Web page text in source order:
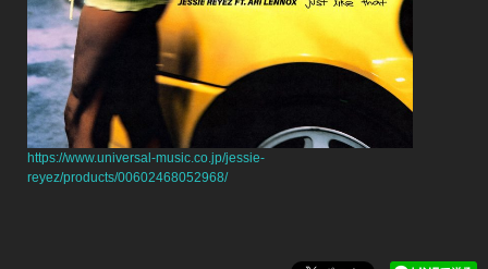
https://www.universal-music.co.jp/jessie-
reyez/products/00602468052968/